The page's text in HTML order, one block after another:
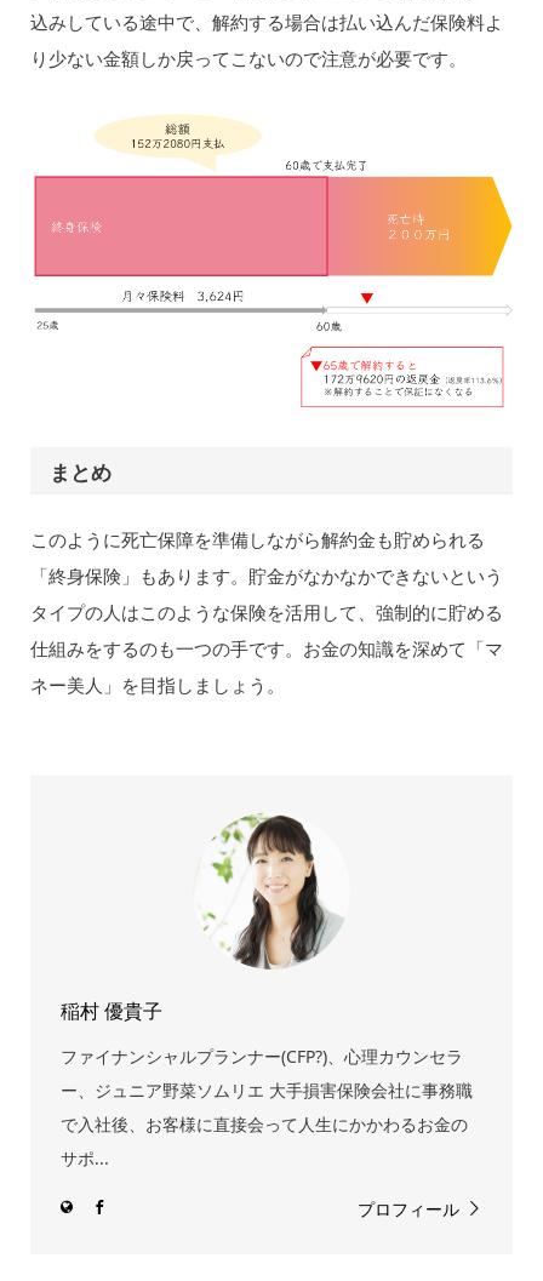
込みしている途中で、解約する場合は払い込んだ保険料よ
り少ない金額しか戻ってこないので注意が必要です。
まとめ
このように死亡保障を準備しながら解約金も貯められる
「終身保険」もあります。貯金がなかなかできないという
タイプの人はこのような保険を活用して、強制的に貯める
仕組みをするのも一つの手です。お金の知識を深めて「マ
ネー美人」を目指しましょう。
稲村 優貴子
ファイナンシャルプランナー(CFP?)、心理カウンセラ
ー、ジュニア野菜ソムリエ 大手損害保険会社に事務職
で入社後、お客様に直接会って人生にかかわるお金の
サポ...
プロフィール